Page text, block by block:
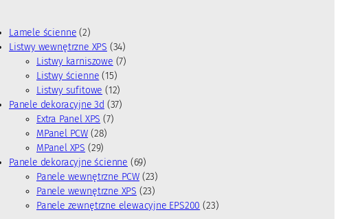
Lamele ścienne 22
p
r
o
d
u
k
t
y
Listwy wewnętrzne XPS 343
4
t
y
Listwy karniszowe 77
t
ó
w
Listwy ścienne 151
5
p
r
u
k
t
ó
Listwy sufitowe 121
2
d
u
k
t
Panele dekoracyjne 3d 373
o
d
u
k
Extra Panel XPS 77
o
d
u
k
MPanel PCW 282
p
r
o
d
MPanel XPS 292
9
p
r
o
Panele dekoracyjne ścienne 696
9
p
r
Panele wewnętrzne PCW 232
3
p
Panele wewnętrzne XPS 232
3
Panele zewnętrzne elewacyjne EPS200 232